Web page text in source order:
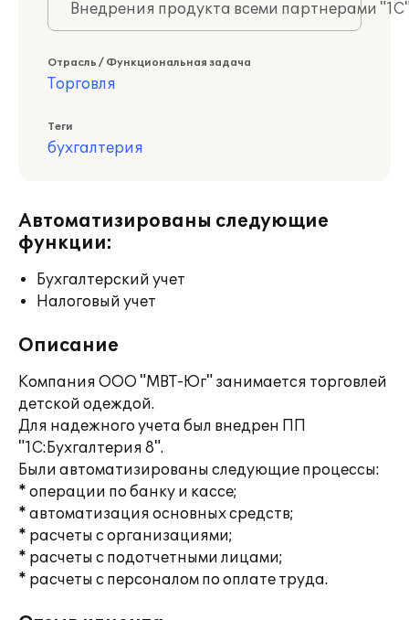
Внедрения продукта всеми партнерами
Отрасль / Функциональная задача
Торговля
Теги
бухгалтерия
Автоматизированы следующие
функции:
Бухгалтерский учет
Налоговый учет
Описание
Компания ООО "МВТ-Юг" занимается торговлей
детской одеждой.
Для надежного учета был внедрен ПП
"1С:Бухгалтерия 8".
Были автоматизированы следующие процессы:
* операции по банку и кассе;
* автоматизация основных средств;
* расчеты с организациями;
* расчеты с подотчетными лицами;
* расчеты с персоналом по оплате труда.